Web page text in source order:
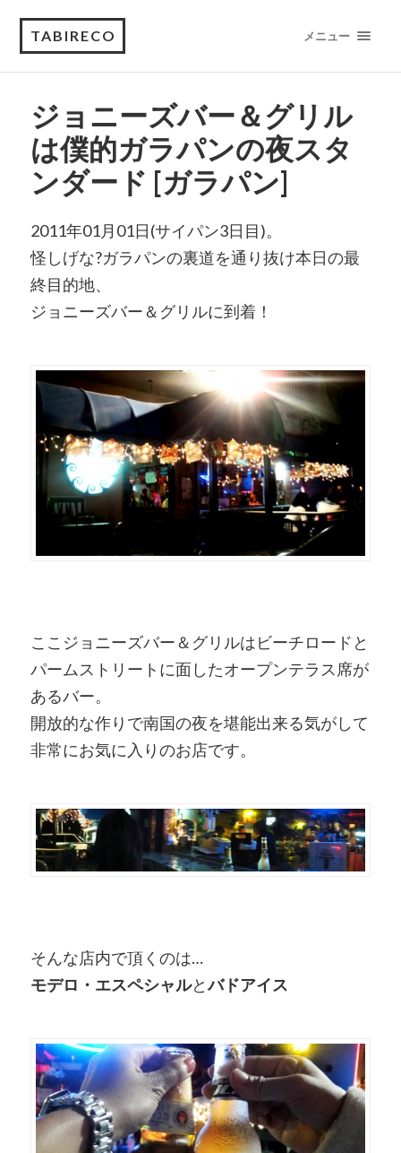
TABIRECO メニュー
ジョニーズバー＆グリル
は僕的ガラパンの夜スタ
ンダード [ガラパン]
2011年01月01日(サイパン3日目)。
怪しげな?ガラパンの裏道を通り抜け本日の最
終目的地、
ジョニーズバー＆グリルに到着！
ここジョニーズバー＆グリルはビーチロードと
パームストリートに面したオープンテラス席が
あるバー。
開放的な作りで南国の夜を堪能出来る気がして
非常にお気に入りのお店です。
そんな店内で頂くのは…
モデロ・エスペシャルとバドアイス